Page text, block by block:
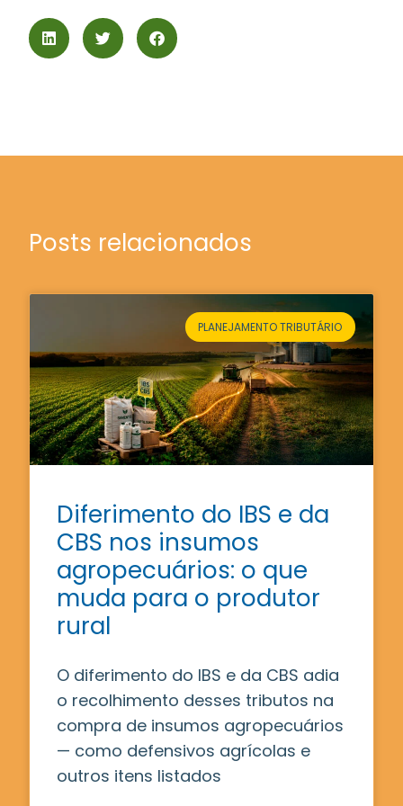
Posts relacionados
PLANEJAMENTO TRIBUTÁRIO
Diferimento do IBS e da
CBS nos insumos
agropecuários: o que
muda para o produtor
rural
O diferimento do IBS e da CBS adia
o recolhimento desses tributos na
compra de insumos agropecuários
— como defensivos agrícolas e
outros itens listados